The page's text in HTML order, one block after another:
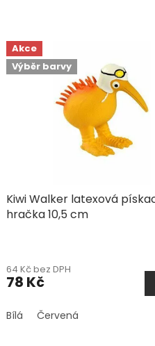
Akce
Výběr barvy
Kiwi Walker latexová
hračka 10,5 cm
64 Kč bez DPH
78 Kč
Bílá Červená